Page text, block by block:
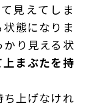
見えてしま
態になりま
り見える状
まぶたを持
上げなけれ